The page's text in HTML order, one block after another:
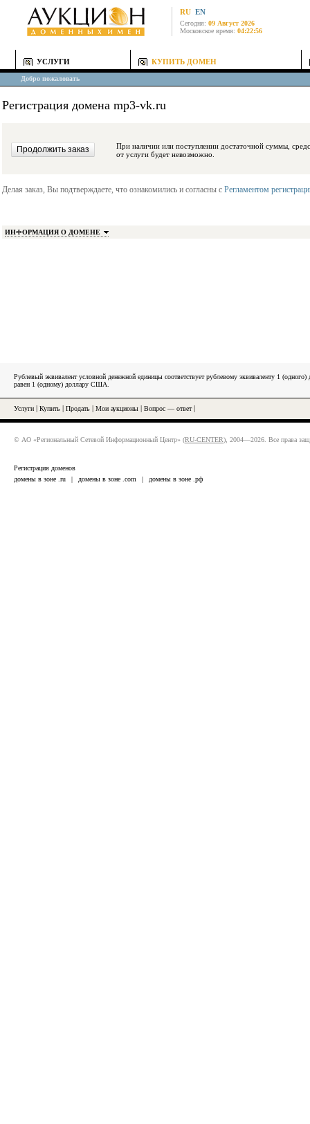
RU EN
Сегодня: 09 Август 2026
Московское время: 04:22:56
УСЛУГИ КУПИТЬ ДОМЕН
Добро пожаловать
Регистрация домена mp3-vk.ru
При наличии или поступлении достаточной суммы, средства будут
от услуги будет невозможно.
Делая заказ, Вы подтверждаете, что ознакомились и согласны с Регламентом
ИНФОРМАЦИЯ О ДОМЕНЕ
Рублевый эквивалент условной денежной единицы соответствует рублевому эквиваленту 1
равен 1 (одному) доллару США.
Услуги Купить Продать Мои аукционы Вопрос — ответ|
© АО «Региональный Сетевой Информационный Центр» (RU-CENTER), 2004—2026. Все права
Регистрация доменов
домены в зоне .ru
| домены в зоне .com | домены в зоне .рф